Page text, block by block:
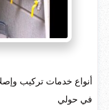
أنواع خدمات تركيب
في حولي